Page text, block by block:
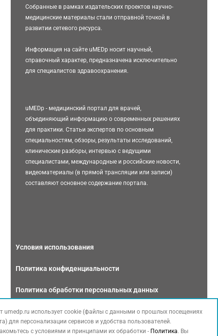
Собранные в рамках издательских проектов научно-
медицинские материалы стали отправной точкой в
развитии сетевого ресурса.
Информация на сайте uMEDp носит научный,
справочный характер, предназначена исключительно
для специалистов здравоохранения.
uMEDp - медицинский портал для врачей,
объединяющий информацию о современных решениях
для практики. Статьи экспертов по основным
специальностям, обзоры, результаты исследований,
клинические разборы, интервью с ведущими
специалистами, международные и российские новости,
видеоматериалы (в прямой трансляции или записи)
составляют основное содержание портала.
Условия использования
Политика конфиденциальности
Политика обработки персональных данных
Связаться с нами
umedp.ru использует cookie (файлы с данными о прошлых посещениях
для персонализации сервисов и удобства пользователей.
с условиями и принципами их обработки - Политика. Вы